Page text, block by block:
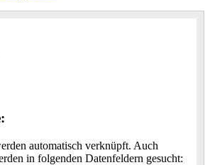
automatisch verknüpft. Auch
in folgenden Datenfeldern gesucht: